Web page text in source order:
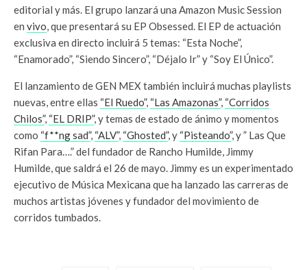
editorial y más. El grupo lanzará una Amazon Music Session
en vivo, que presentará su EP Obsessed. El EP de actuación
exclusiva en directo incluirá 5 temas: “Esta Noche”,
“Enamorado”, “Siendo Sincero”, “Déjalo Ir” y “Soy El Único”.
El lanzamiento de GEN MEX también incluirá muchas playlists
nuevas, entre ellas “El Ruedo”, “Las Amazonas”, “Corridos
Chilos”, “EL DRIP”, y temas de estado de ánimo y momentos
como “f**ng sad”, “ALV”, “Ghosted”, y “Pisteando”, y ” Las Que
Rifan Para….” del fundador de Rancho Humilde, Jimmy
Humilde, que saldrá el 26 de mayo. Jimmy es un experimentado
ejecutivo de Música Mexicana que ha lanzado las carreras de
muchos artistas jóvenes y fundador del movimiento de
corridos tumbados.